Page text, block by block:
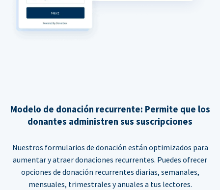
Modelo de donación recurrente: Permite que los
donantes administren sus suscripciones
Nuestros formularios de donación están optimizados para
aumentar y atraer donaciones recurrentes. Puedes ofrecer
opciones de donación recurrentes diarias, semanales,
mensuales, trimestrales y anuales a tus lectores.